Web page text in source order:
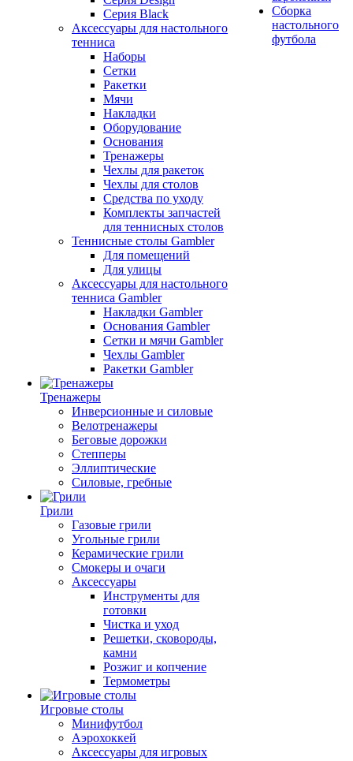
Серия Black
Аксессуары для настольного
тенниса
Наборы
Сетки
Ракетки
Мячи
Накладки
Оборудование
Основания
Тренажеры
Чехлы для ракеток
Чехлы для столов
Средства по уходу
Комплекты запчастей
для теннисных столов
Теннисные столы Gambler
Для помещений
Для улицы
Аксессуары для настольного
тенниса Gambler
Накладки Gambler
Основания Gambler
Сетки и мячи Gambler
Чехлы Gambler
Ракетки Gambler
Тренажеры
Инверсионные и силовые
Велотренажеры
Беговые дорожки
Степперы
Эллиптические
Силовые, гребные
Грили
Газовые грили
Угольные грили
Керамические грили
Смокеры и очаги
Аксессуары
Инструменты для
готовки
Чистка и уход
Решетки, сковороды,
камни
Розжиг и копчение
Термометры
Игровые столы
Минифутбол
Аэрохоккей
Аксессуары для игровых
Сборка
настольного
футбола